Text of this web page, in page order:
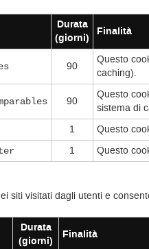
Durata
(giorni)
Finalità
90
Questo
caching).
90
Questo
sistema di
1
Questo
1 Questo
siti visitati dagli utenti e
Durata
(giorni)
Finalità